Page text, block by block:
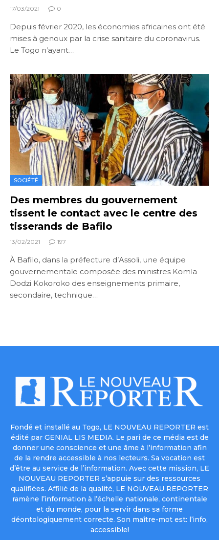
17/03/2021 0
Depuis février 2020, les économies africaines ont été
mises à genoux par la crise sanitaire du coronavirus.
Le Togo n’ayant…
SOCIÉTÉ
Des membres du gouvernement
tissent le contact avec le centre des
tisserands de Bafilo
13/02/2021 197
À Bafilo, dans la préfecture d’Assoli, une équipe
gouvernementale composée des ministres Komla
Dodzi Kokoroko des enseignements primaire,
secondaire, technique…
Fondé et installé au Togo, LE NOUVEAU REPORTER est
édité par GENIAL LIS MEDIA. Le pari de ce média est de
donner une conscience et une âme à l’information afin
de la rendre accessible à nos lecteurs. Sa vocation est
d’être au service de l’information. Avec cette mission, LE
NOUVEAU REPORTER s’appuie sur des ressources
qualifiées. Affilié de la qualité, LE NOUVEAU REPORTER
ramène l’information à l’échelle nationale, continentale
et du monde, pour la servir dans sa forme
déontologiquement correcte. Son maître-mot est: l’info,
accessible!